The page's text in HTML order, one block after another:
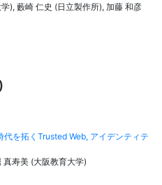
), 藪崎 仁史 (日立製作所), 加藤 和彦
代を拓くTrusted Web, アイデンティテ
寿美 (大阪教育大学)